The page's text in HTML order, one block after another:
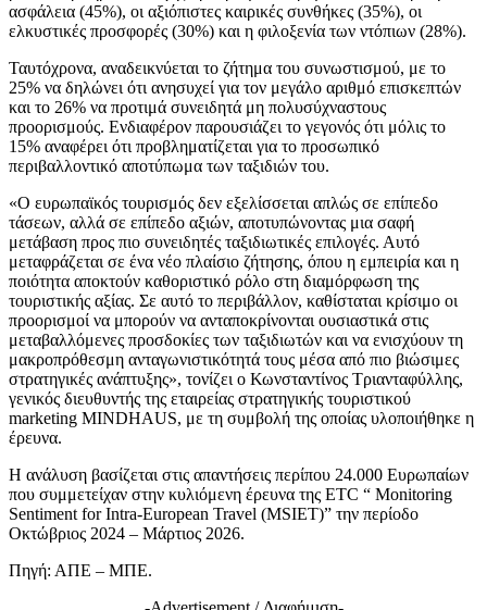
ασφάλεια (45%), οι αξιόπιστες καιρικές συνθήκες (35%), οι
ελκυστικές προσφορές (30%) και η φιλοξενία των ντόπιων (28%).
Ταυτόχρονα, αναδεικνύεται το ζήτημα του συνωστισμού, με το
25% να δηλώνει ότι ανησυχεί για τον μεγάλο αριθμό επισκεπτών
και το 26% να προτιμά συνειδητά μη πολυσύχναστους
προορισμούς. Ενδιαφέρον παρουσιάζει το γεγονός ότι μόλις το
15% αναφέρει ότι προβληματίζεται για το προσωπικό
περιβαλλοντικό αποτύπωμα των ταξιδιών του.
«Ο ευρωπαϊκός τουρισμός δεν εξελίσσεται απλώς σε επίπεδο
τάσεων, αλλά σε επίπεδο αξιών, αποτυπώνοντας μια σαφή
μετάβαση προς πιο συνειδητές ταξιδιωτικές επιλογές. Αυτό
μεταφράζεται σε ένα νέο πλαίσιο ζήτησης, όπου η εμπειρία και η
ποιότητα αποκτούν καθοριστικό ρόλο στη διαμόρφωση της
τουριστικής αξίας. Σε αυτό το περιβάλλον, καθίσταται κρίσιμο οι
προορισμοί να μπορούν να ανταποκρίνονται ουσιαστικά στις
μεταβαλλόμενες προσδοκίες των ταξιδιωτών και να ενισχύουν τη
μακροπρόθεσμη ανταγωνιστικότητά τους μέσα από πιο βιώσιμες
στρατηγικές ανάπτυξης», τονίζει ο Κωνσταντίνος Τριανταφύλλης,
γενικός διευθυντής της εταιρείας στρατηγικής τουριστικού
marketing MINDHAUS, με τη συμβολή της οποίας υλοποιήθηκε η
έρευνα.
Η ανάλυση βασίζεται στις απαντήσεις περίπου 24.000 Ευρωπαίων
που συμμετείχαν στην κυλιόμενη έρευνα της ETC “ Monitoring
Sentiment for Intra-European Travel (MSIET)” την περίοδο
Οκτώβριος 2024 – Μάρτιος 2026.
Πηγή: ΑΠΕ – ΜΠΕ.